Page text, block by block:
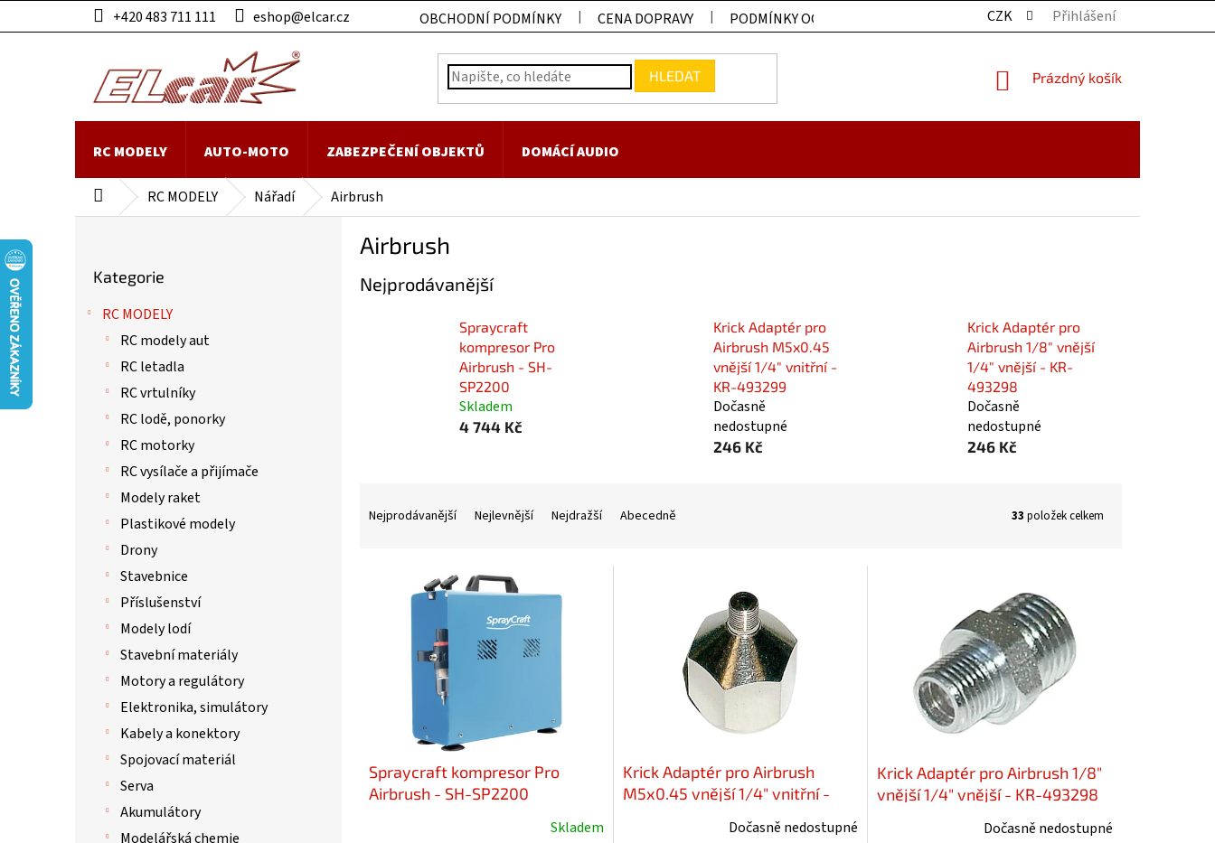
na
+420 483 711 111 eshop@elcar.cz OBCHODNÍ PODMÍNKY CENA DOPRAVY PODMÍNKY OCHRANY OSOBNÍCH ÚDAJŮ KONTAKTY
CZK Přihlášení
HLEDAT
NÁKUPNÍ
Prázdný košík
RC MODELY AUTO-MOTO ZABEZPEČENÍ OBJEKTŮ DOMÁCÍ AUDIO
Domů RC MODELY Nářadí Airbrush
kategorie
Kategorie
RC MODELY
RC modely aut
RC letadla
RC vrtulníky
RC lodě, ponorky
RC motorky
RC vysílače a přijímače
Modely raket
Plastikové modely
Drony
Stavebnice
Příslušenství
Modely lodí
Stavební materiály
Motory a regulátory
Elektronika, simulátory
Kabely a konektory
Spojovací materiál
Serva
Akumulátory
Modelářská chemie
Airbrush
Nejprodávanější
Spraycraft
kompresor Pro
Airbrush - SH-
SP2200
Skladem
4 744 Kč
Krick Adaptér pro
Airbrush M5x0.45
vnější 1/4" vnitřní -
KR-493299
Dočasně
nedostupné
246 Kč
Krick Adaptér pro
Airbrush 1/8" vnější
1/4" vnější - KR-
493298
Dočasně
nedostupné
246 Kč
Nejprodávanější Nejlevnější Nejdražší Abecedně 33 položek celkem
Spraycraft kompresor Pro
Airbrush - SH-SP2200
Skladem
Krick Adaptér pro Airbrush
M5x0.45 vnější 1/4" vnitřní -
Dočasně nedostupné
Krick Adaptér pro Airbrush 1/8"
vnější 1/4" vnější - KR-493298
Dočasně nedostupné